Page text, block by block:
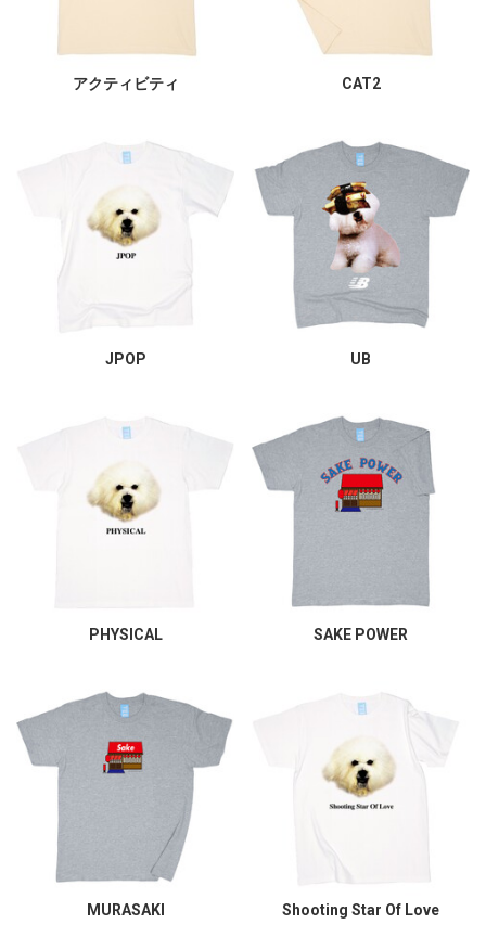
アクティビティ CAT2
JPOP UB
PHYSICAL SAKE POWER
MURASAKI Shooting Star Of Love